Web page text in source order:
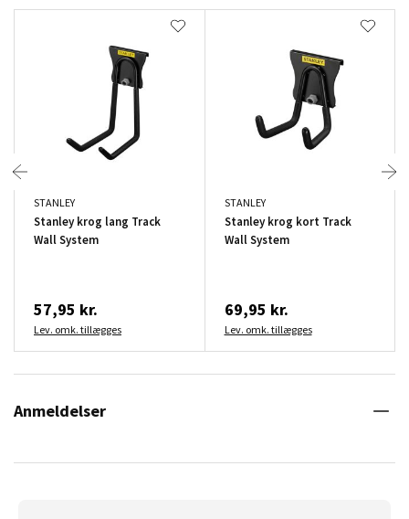
STANLEY
Stanley krog lang Track
Wall System
57,95 kr.
Lev. omk. tillægges
STANLEY
Stanley krog kort Track
Wall System
69,95 kr.
Lev. omk. tillægges
Anmeldelser